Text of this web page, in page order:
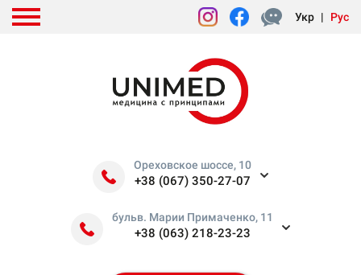
Укр | Рус
Ореховское шоссе, 10
+38 (067) 350-27-07
бульв. Марии Примаченко, 11
+38 (063) 218-23-23